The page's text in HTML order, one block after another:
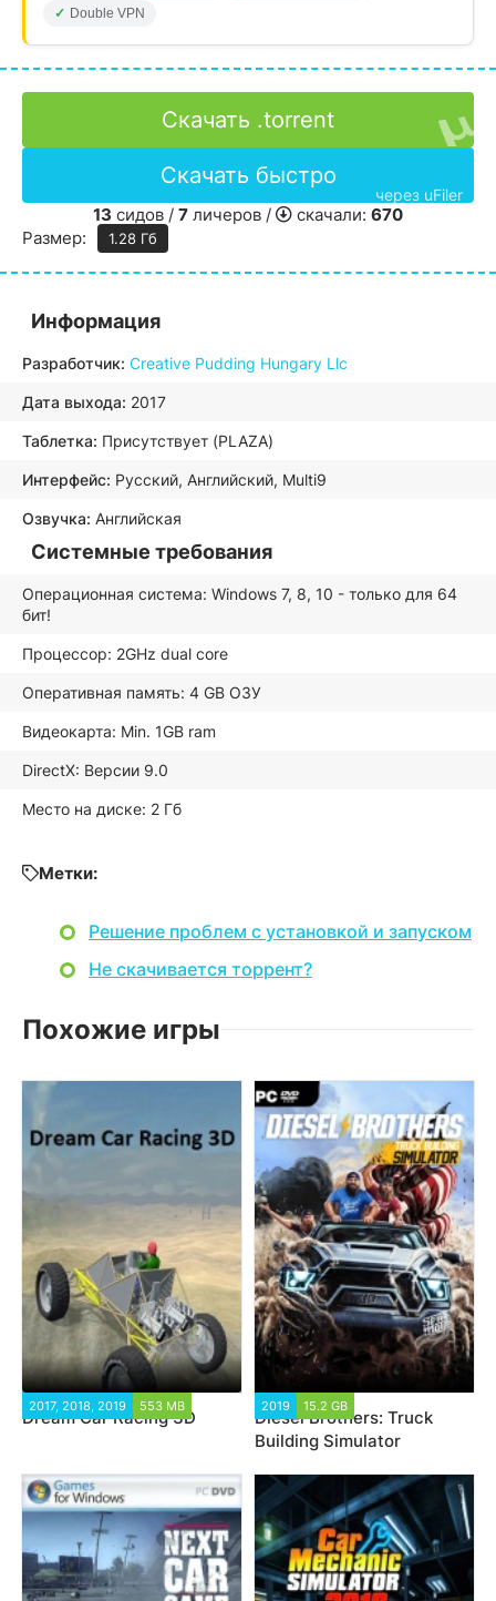
Double VPN
Скачать .torrent
Скачать быстро
через uFiler
13 сидов / 7 личеров / скачали: 670
Размер:
1.28 Гб
Информация
Разработчик: Creative Pudding Hungary Llc
Дата выхода: 2017
Таблетка: Присутствует (PLAZA)
Интерфейс: Русский, Английский, Multi9
Озвучка: Английская
Системные требования
Операционная система: Windows 7, 8, 10 - только для 64
бит!
Процессор: 2GHz dual core
Оперативная память: 4 GB ОЗУ
Видеокарта: Min. 1GB ram
DirectX: Версии 9.0
Место на диске: 2 Гб
Метки:
Решение проблем с установкой и запуском
Не скачивается торрент?
Похожие игры
2017, 2018, 2019 553 MB
Dream Car Racing 3D
2019 15.2 GB
Diesel Brothers: Truck
Building Simulator